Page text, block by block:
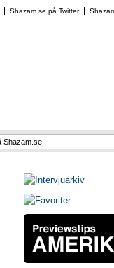
Shazam.se på Twitter